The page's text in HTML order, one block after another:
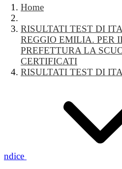
Home
RISULTATI TEST DI
REGGIO EMILIA. PER
PREFETTURA LA
CERTIFICATI
RISULTATI TEST DI
Indice